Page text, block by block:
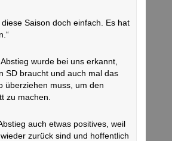
diese Saison doch einfach. Es hat
wurde bei uns erkannt,
SD braucht und auch mal das
überziehen muss, um den
zu machen.
auch etwas positives, weil
zurück sind und hoffentlich